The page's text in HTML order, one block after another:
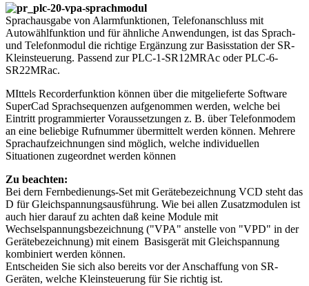
Sprachausgabe von Alarmfunktionen, Telefonanschluss mit
Autowählfunktion und für ähnliche Anwendungen, ist das Sprach-
und Telefonmodul die richtige Ergänzung zur Basisstation der SR-
Kleinsteuerung. Passend zur PLC-1-SR12MRAc oder PLC-6-
SR22MRac.
MIttels Recorderfunktion können über die mitgelieferte Software
SuperCad Sprachsequenzen aufgenommen werden, welche bei
Eintritt programmierter Voraussetzungen z. B. über Telefonmodem
an eine beliebige Rufnummer übermittelt werden können. Mehrere
Sprachaufzeichnungen sind möglich, welche individuellen
Situationen zugeordnet werden können
Zu beachten:
Bei dern Fernbedienungs-Set mit Gerätebezeichnung VCD steht das
D für Gleichspannungsausführung. Wie bei allen Zusatzmodulen ist
auch hier darauf zu achten daß keine Module mit
Wechselspannungsbezeichnung ("VPA" anstelle von "VPD" in der
Gerätebezeichnung) mit einem Basisgerät mit Gleichspannung
kombiniert werden können.
Entscheiden Sie sich also bereits vor der Anschaffung von SR-
Geräten, welche Kleinsteuerung für Sie richtig ist.